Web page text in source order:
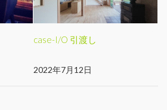
case-I/O 引渡し
2022年7月12日